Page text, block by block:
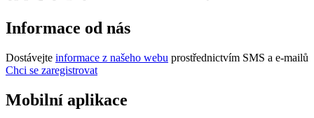
Informace od nás
Dostávejte informace z našeho webu prostřednictvím SMS a e-mailů
Chci se zaregistrovat
Mobilní aplikace